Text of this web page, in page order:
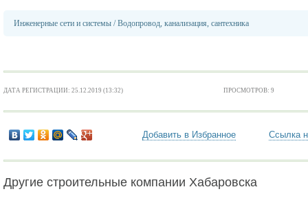
Инженерные сети и системы /Водопровод, канализация, сантехника
ДАТА РЕГИСТРАЦИИ: 25.12.2019 (13:32) ПРОСМОТРОВ: 9
Добавить в Избранное Ссылка
Другие строительные компании Хабаровска